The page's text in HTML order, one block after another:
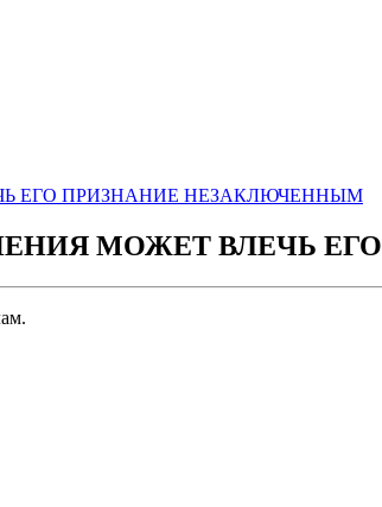
ЕГО ПРИЗНАНИЕ НЕЗАКЛЮЧЕННЫМ
МОЖЕТ ВЛЕЧЬ